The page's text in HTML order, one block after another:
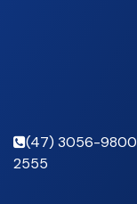
(47) 3056-9800
2555